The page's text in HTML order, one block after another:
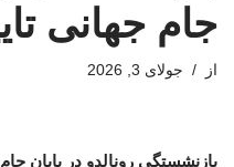
جام جهانی
از جولای 3, 2026
بازنشستگی رونالدو در پایان